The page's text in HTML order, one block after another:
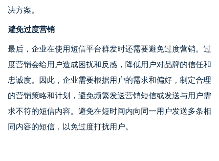
决方案。
避免过度营销
最后，企业在使用短信平台群发时还需要避免过度营销。过
度营销会给用户造成困扰和反感，降低用户对品牌的信任和
忠诚度。因此，企业需要根据用户的需求和偏好，制定合理
的营销策略和计划，避免频繁发送营销短信或发送与用户需
求不符的短信内容。避免在短时间内向同一用户发送多条相
同内容的短信，以免过度打扰用户。